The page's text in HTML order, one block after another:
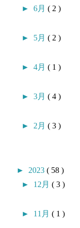
►6月( 2 )
► 5月( 2 )
►4月( 1 )
►3月( 4 )
► 2月( 3 )
► 2023( 58 )
► 12月( 3 )
► 11月( 1 )